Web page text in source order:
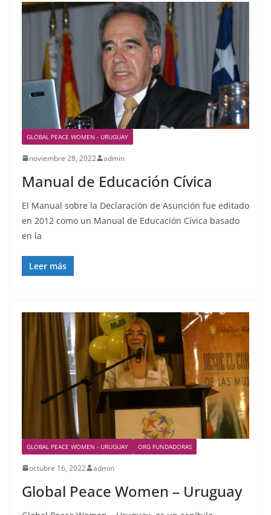
GLOBAL PEACE WOMEN - URUGUAY
noviembre 28, 2022 admin
Manual de Educación Cívica
El Manual sobre la Declaración de Asunción fue editado
en 2012 como un Manual de Educación Cívica basado
en la
Leer más
GLOBAL PEACE WOMEN - URUGUAY ORG FUNDADORAS
octubre 16, 2022 admin
Global Peace Women – Uruguay